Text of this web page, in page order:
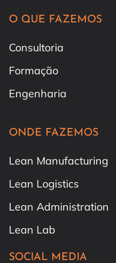
O QUE FAZEMOS
Consultoria
Formação
Engenharia
ONDE FAZEMOS
Lean Manufacturing
Lean Logistics
Lean Administration
Lean Lab
SOCIAL MEDIA